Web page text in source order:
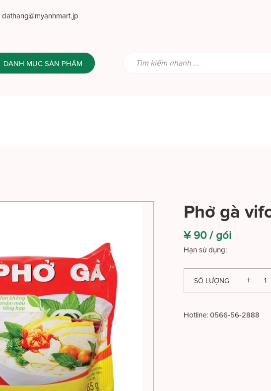
dathang@myanhmart.jp
DANH MỤC SẢN PHẨM
Phở gà
¥ 90 / gói
Hạn sử dụng:
SỐ LƯỢNG
Hotline: 0566-56-2888